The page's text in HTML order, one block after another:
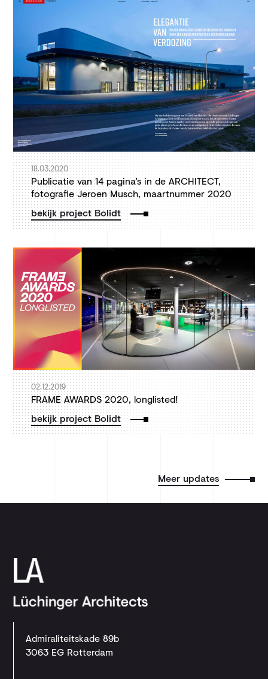
18.03.2020
Publicatie van 14 pagina’s in de ARCHITECT,
fotografie Jeroen Musch, maartnummer 2020
bekijk project Bolidt
02.12.2019
FRAME AWARDS 2020, longlisted!
bekijk project Bolidt
Meer updates
Admiraliteitskade 89b
3063 EG Rotterdam